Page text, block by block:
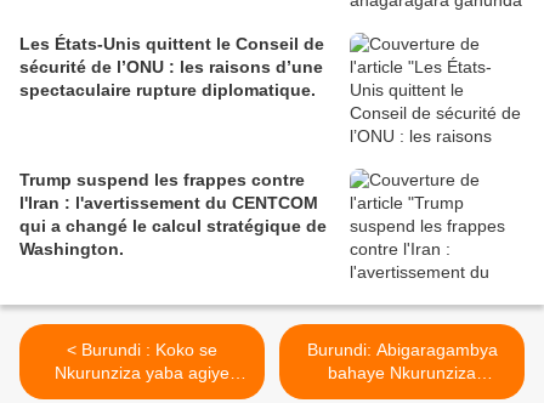
Les États-Unis quittent le Conseil de
sécurité de l’ONU : les raisons d’une
spectaculaire rupture diplomatique.
Trump suspend les frappes contre
l'Iran : l'avertissement du CENTCOM
qui a changé le calcul stratégique de
Washington.
< Burundi : Koko se
Nkurunziza yaba agiye
kwisubiraho ?
Burundi: Abigaragambya
bahaye Nkurunziza
amasaha 48 yo kwisubiraho